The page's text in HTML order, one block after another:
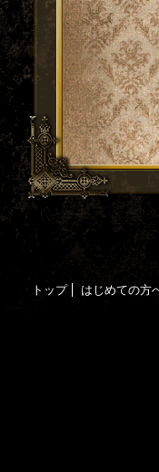
トップ はじめての方